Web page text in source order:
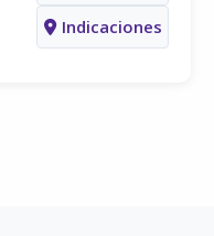
Indicaciones